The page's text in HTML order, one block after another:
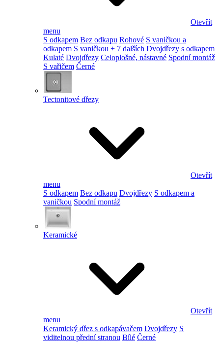
Otevřít
menu
S odkapem Bez odkapu Rohové S vaničkou a
odkapem S vaničkou + 7 dalších Dvojdřezy s odkapem
Kulaté Dvojdřezy Celoplošné, nástavné Spodní montáž
S vařičem Černé
Tectonitové dřezy
Otevřít
menu
S odkapem Bez odkapu Dvojdřezy S odkapem a
vaničkou Spodní montáž
Keramické
Otevřít
menu
Keramický dřez s odkapávačem Dvojdřezy S
viditelnou přední stranou Bílé Černé